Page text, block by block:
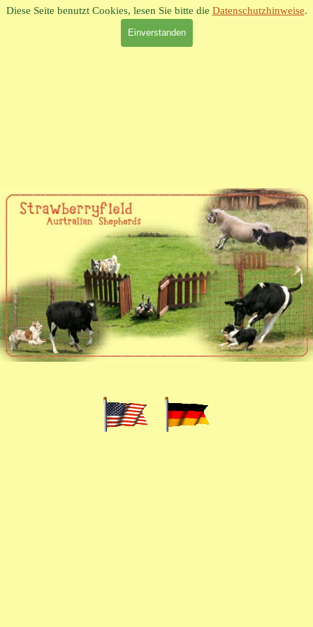
Diese Seite benutzt Cookies, lesen Sie bitte die Datenschutzhinweise.
Einverstanden
Direkt zum Seiteninhalt